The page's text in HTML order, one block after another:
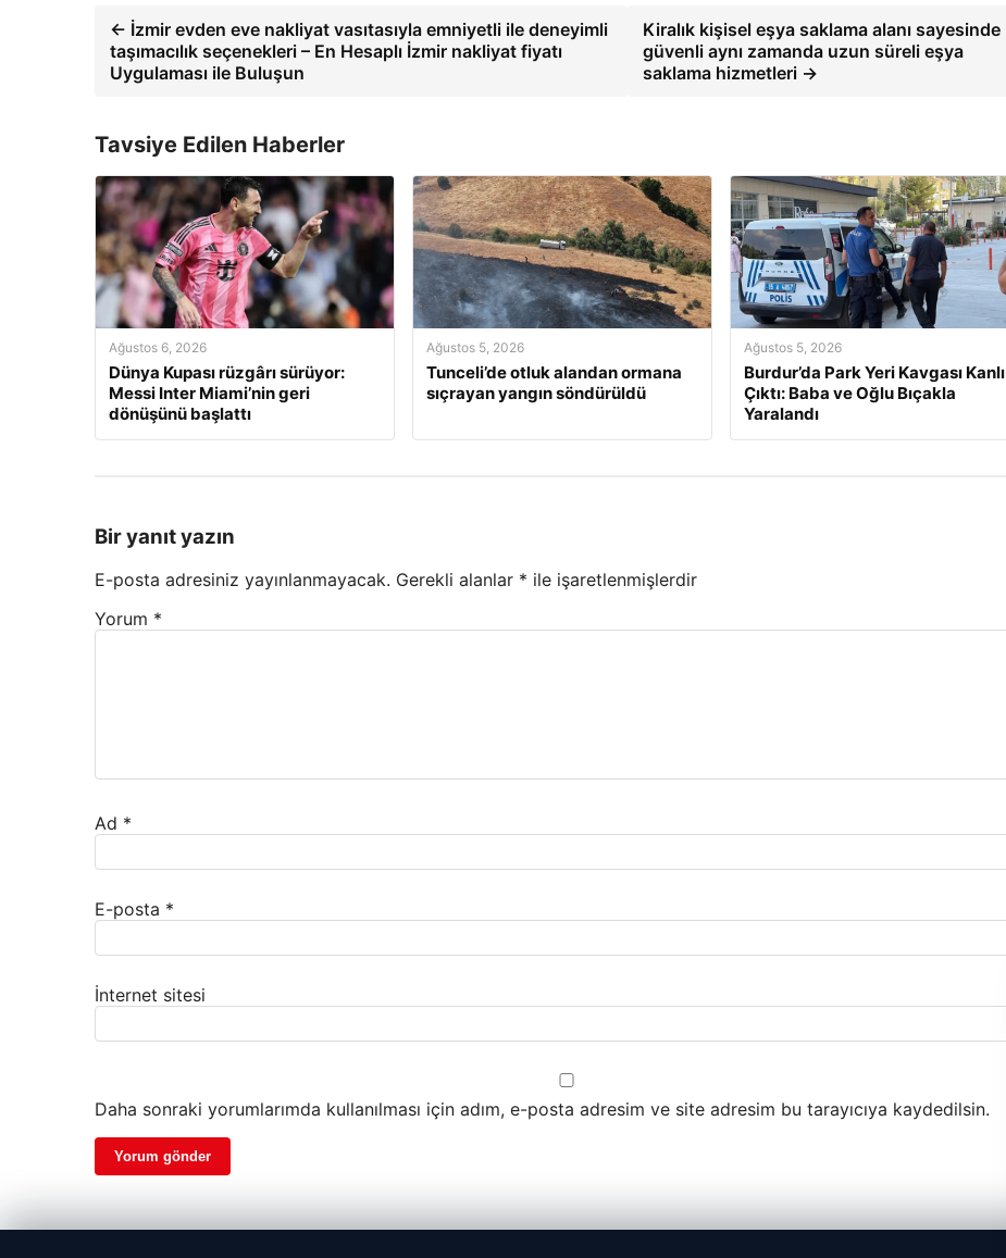
← İzmir evden eve nakliyat vasıtasıyla emniyetli ile deneyimli
taşımacılık seçenekleri – En Hesaplı İzmir nakliyat fiyatı
Uygulaması ile Buluşun
Kiralık kişisel eşya saklama alanı sayesinde
güvenli aynı zamanda uzun süreli eşya
saklama hizmetleri →
Tavsiye Edilen Haberler
Ağustos 6, 2026
Dünya Kupası rüzgârı sürüyor:
Messi Inter Miami’nin geri
dönüşünü başlattı
Ağustos 5, 2026
Tunceli’de otluk alandan ormana
sıçrayan yangın söndürüldü
Ağustos 5, 2026
Burdur’da Park Yeri Kavgası Kanlı
Çıktı: Baba ve Oğlu Bıçakla
Yaralandı
Bir yanıt yazın
E-posta adresiniz yayınlanmayacak. Gerekli alanlar * ile işaretlenmişlerdir
Yorum *
Ad *
E-posta *
İnternet sitesi
Daha sonraki yorumlarımda kullanılması için adım, e-posta adresim ve site adresim bu tarayıcıya kaydedilsin.